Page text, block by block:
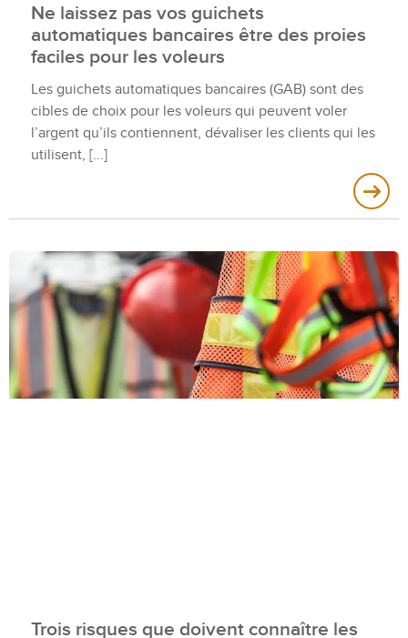
Ne laissez pas vos guichets
automatiques bancaires être des proies
faciles pour les voleurs
Les guichets automatiques bancaires (GAB) sont des
cibles de choix pour les voleurs qui peuvent voler
l’argent qu’ils contiennent, dévaliser les clients qui les
utilisent,
Trois risques que doivent connaître les